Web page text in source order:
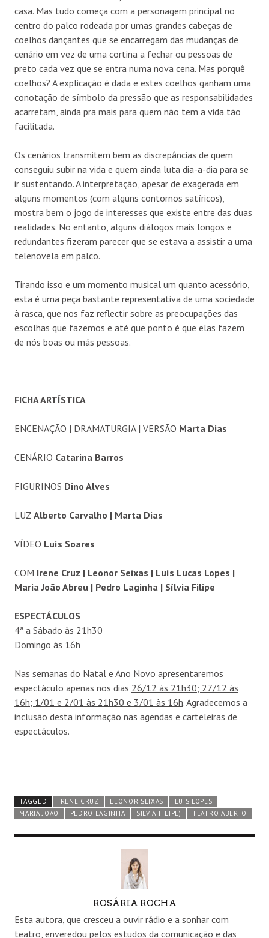
casa. Mas tudo começa com a personagem principal no
centro do palco rodeada por umas grandes cabeças de
coelhos dançantes que se encarregam das mudanças de
cenário em vez de uma cortina a fechar ou pessoas de
preto cada vez que se entra numa nova cena. Mas porquê
coelhos? A explicação é dada e estes coelhos ganham uma
conotação de símbolo da pressão que as responsabilidades
acarretam, ainda pra mais para quem não tem a vida tão
facilitada.
Os cenários transmitem bem as discrepâncias de quem
conseguiu subir na vida e quem ainda luta dia-a-dia para se
ir sustentando. A interpretação, apesar de exagerada em
alguns momentos (com alguns contornos satíricos),
mostra bem o jogo de interesses que existe entre das duas
realidades. No entanto, alguns diálogos mais longos e
redundantes fizeram parecer que se estava a assistir a uma
telenovela em palco.
Tirando isso e um momento musical um quanto acessório,
esta é uma peça bastante representativa de uma sociedade
à rasca, que nos faz reflectir sobre as preocupações das
escolhas que fazemos e até que ponto é que elas fazem
de nós boas ou más pessoas.
FICHA ARTÍSTICA
ENCENAÇÃO | DRAMATURGIA | VERSÃO Marta Dias
CENÁRIO Catarina Barros
FIGURINOS Dino Alves
LUZ Alberto Carvalho | Marta Dias
VÍDEO Luís Soares
COM Irene Cruz | Leonor Seixas | Luís Lucas Lopes |
Maria João Abreu | Pedro Laginha | Sílvia Filipe
ESPECTÁCULOS
4ª a Sábado às 21h30
Domingo às 16h
Nas semanas do Natal e Ano Novo apresentaremos
espectáculo apenas nos dias 26/12 às 21h30; 27/12 às
16h; 1/01 e 2/01 às 21h30 e 3/01 às 16h. Agradecemos a
inclusão desta informação nas agendas e carteleiras de
espectáculos.
TAGGED IRENE CRUZ LEONOR SEIXAS
LUÍS LOPES
MARIA JOÃO
PEDRO LAGINHA SÍLVIA FILIPE) TEATRO ABERTO
ROSÁRIA ROCHA
Esta autora, que cresceu a ouvir rádio e a sonhar com
teatro, enveredou pelos estudos da comunicação e das